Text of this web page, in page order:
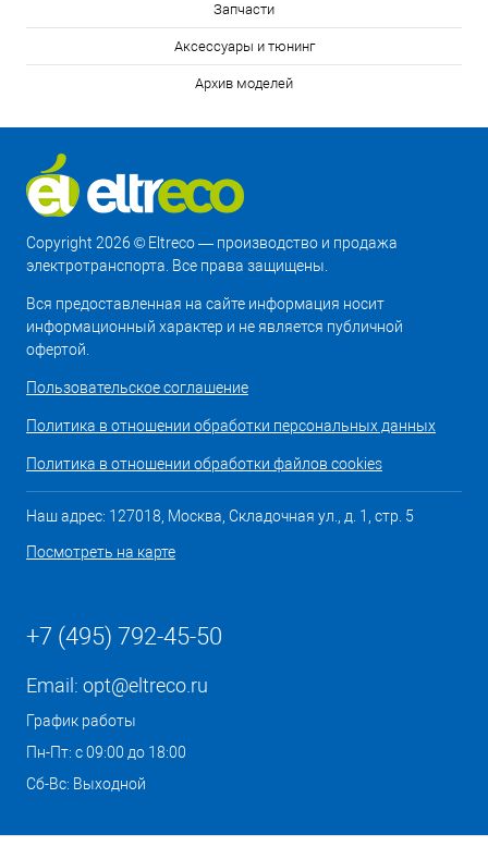
Запчасти
Аксессуары и тюнинг
Архив моделей
Copyright 2026 © Eltreco — производство и продажа
электротранспорта. Все права защищены.
Вся предоставленная на сайте информация носит
информационный характер и не является публичной
офертой.
Пользовательское соглашение
Политика в отношении обработки персональных данных
Политика в отношении обработки файлов cookies
Наш адрес: 127018, Москва, Складочная ул., д. 1, стр. 5
Посмотреть на карте
+7 (495) 792-45-50
Email: opt@eltreco.ru
График работы
Пн-Пт: с 09:00 до 18:00
Сб-Вс: Выходной